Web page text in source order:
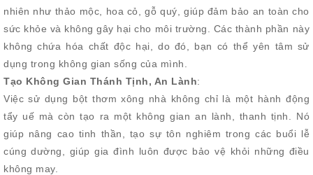
nhiên như thảo mộc, hoa cỏ, gỗ quý, giúp đảm bảo an toàn cho
sức khỏe và không gây hại cho môi trường. Các thành phần này
không chứa hóa chất độc hại, do đó, bạn có thể yên tâm sử
dụng trong không gian sống của mình.
Tạo Không Gian Thánh Tịnh, An Lành:
Việc sử dụng bột thơm xông nhà không chỉ là một hành động
tẩy uế mà còn tạo ra một không gian an lành, thanh tịnh. Nó
giúp nâng cao tinh thần, tạo sự tôn nghiêm trong các buổi lễ
cúng dường, giúp gia đình luôn được bảo vệ khỏi những điều
không may.